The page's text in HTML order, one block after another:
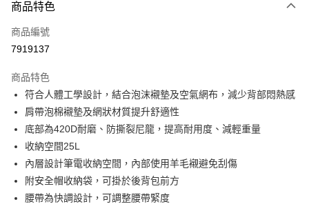
信用卡一次付款
超商取貨付款
ATM付款
運送方式
全家取貨付款(安全帽一頂以上請選宅配)
每筆NT$60，滿NT$1,000(含以上)免運費
7-11取貨付款(安全帽一頂以上請選宅配)
商品特色
商品編號
7919137
商品特色
符合人體工學設計，結合泡沫襯墊及空氣網布，減少背部悶熱感
肩帶泡棉襯墊及網狀材質提升舒適性
底部為420D耐磨、防撕裂尼龍，提高耐用度、減輕重量
收納空間25L
內層設計筆電收納空間，內部使用羊毛襯避免刮傷
附安全帽收納袋，可掛於後背包前方
腰帶為快調設計，可調整腰帶緊度